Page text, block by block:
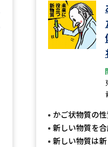
かご状物質の
新しい物質を
新しい物質は